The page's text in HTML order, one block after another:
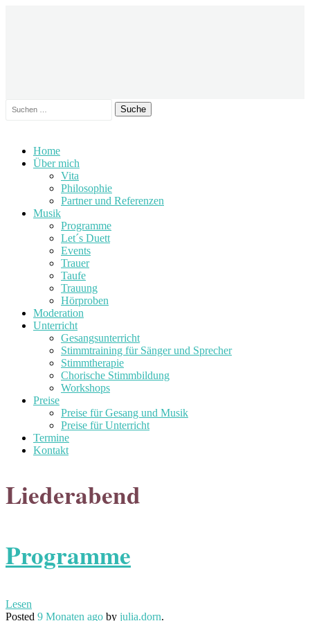
Suche
Zum
Inhalt
Home
Über mich
Vita
Philosophie
Partner und Referenzen
Musik
Programme
Let´s Duett
Events
Trauer
Taufe
Trauung
Hörproben
Moderation
Unterricht
Gesangsunterricht
Stimmtraining für Sänger und Sprecher
Stimmtherapie
Chorische Stimmbildung
Workshops
Preise
Preise für Gesang und Musik
Preise für Unterricht
Termine
Kontakt
Liederabend
Programme
Lesen
Posted 9 Monaten ago by julia.dorn.